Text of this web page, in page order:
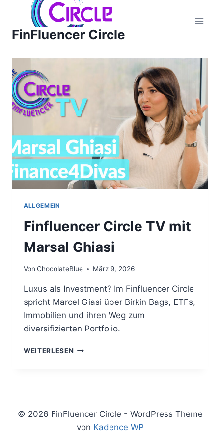
springen
FinFluencer Circle
ALLGEMEIN
Finfluencer Circle TV mit
Marsal Ghiasi
Von ChocolateBlue März 9, 2026
Luxus als Investment? Im Finfluencer Circle
spricht Marcel Giasi über Birkin Bags, ETFs,
Immobilien und ihren Weg zum
diversifizierten Portfolio.
WEITERLESEN FINFLUENCER
© 2026 FinFluencer Circle - WordPress Theme
von Kadence WP